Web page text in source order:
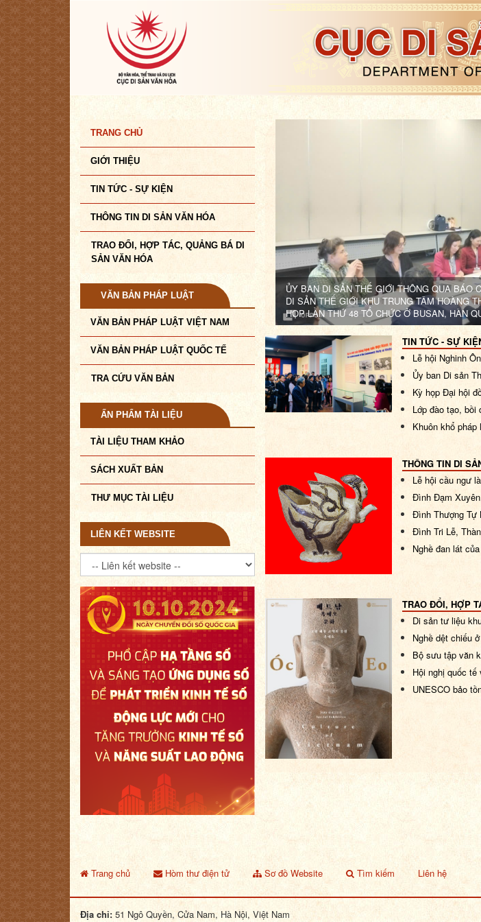
TRANG CHỦ
GIỚI THIỆU
TIN TỨC - SỰ KIỆN
THÔNG TIN DI SẢN VĂN HÓA
TRAO ĐỔI, HỢP TÁC, QUẢNG BÁ DI
SẢN VĂN HÓA
VĂN BẢN PHÁP LUẬT
VĂN BẢN PHÁP LUẬT VIỆT NAM
VĂN BẢN PHÁP LUẬT QUỐC TẾ
TRA CỨU VĂN BẢN
ẤN PHẨM TÀI LIỆU
TÀI LIỆU THAM KHẢO
SÁCH XUẤT BẢN
THƯ MỤC TÀI LIỆU
LIÊN KẾT WEBSITE
ỦY BAN DI SẢN THẾ GIỚI THÔNG QUA BÁO
DI SẢN THẾ GIỚI KHU TRUNG TÂM HOÀNG
HỌP LẦN THỨ 48 TỔ CHỨC Ở BUSAN, HÀN
TIN TỨC - SỰ
Lễ hội Nghinh
Ủy ban Di sản
Kỳ họp Đại hội
Lớp đào tạo, bồi
Khuôn khổ
THÔNG TIN DI
Lễ hội cầu ngư
Đình Đạm
Đình Thượng Tự
Đình Tri Lễ,
Nghề đan lát
TRAO ĐỔI, HỢP
Di sản tư liệu
Nghề dệt chiếu
Bộ sưu tập văn
Hội nghị quốc
UNESCO bảo
Trang chủ Hòm thư điện tử Sơ đồ Website Tìm kiếm Liên hệ
Địa chỉ: 51 Ngô Quyền, Cửa Nam, Hà Nội, Việt Nam